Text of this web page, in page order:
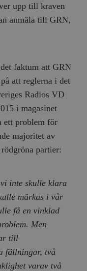
upp till kraven
anmäla till GRN,
faktum att GRN
att reglerna i det
Radios VD
i magasinet
ett problem för
majoritet av
partier:
inte skulle klara
märkas i vår
få en vinklad
Men
till
fällningar, två
varav två